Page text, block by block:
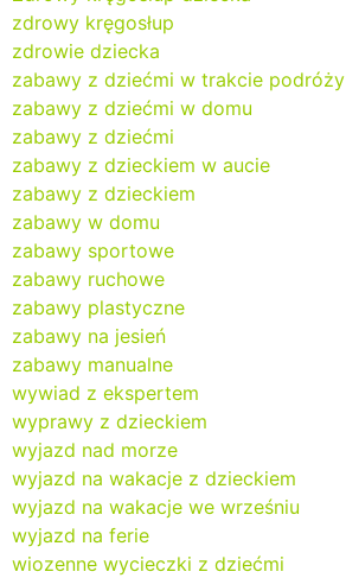
zdrowy kręgosłup
zdrowie dziecka
zabawy z dziećmi w trakcie podróży
zabawy z dziećmi w domu
zabawy z dziećmi
zabawy z dzieckiem w aucie
zabawy z dzieckiem
zabawy w domu
zabawy sportowe
zabawy ruchowe
zabawy plastyczne
zabawy na jesień
zabawy manualne
wywiad z ekspertem
wyprawy z dzieckiem
wyjazd nad morze
wyjazd na wakacje z dzieckiem
wyjazd na wakacje we wrześniu
wyjazd na ferie
wiozenne wycieczki z dziećmi